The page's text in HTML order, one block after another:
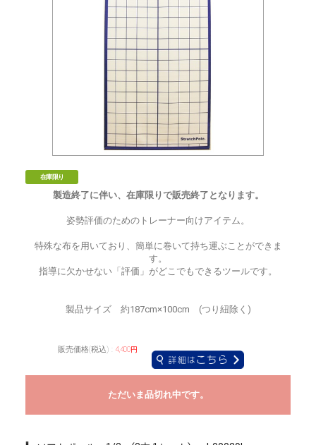
在庫限り
製造終了に伴い、在庫限りで販売終了となります。
姿勢評価のためのトレーナー向けアイテム。
特殊な布を用いており、簡単に巻いて持ち運ぶことができま
す。
指導に欠かせない「評価」がどこでもできるツールです。
製品サイズ 約187cm×100cm (つり紐除く)
販売価格(税込) : 4,400円
ただいま品切れ中です。